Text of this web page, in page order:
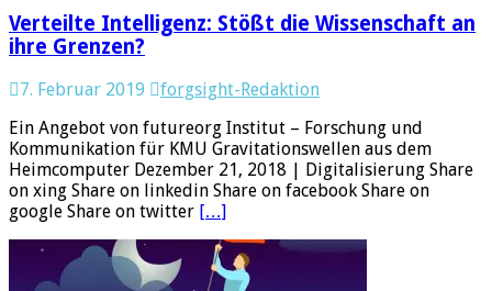
Verteilte Intelligenz: Stößt die Wissenschaft an
ihre Grenzen?
7. Februar 2019
forgsight-Redaktion
Ein Angebot von futureorg Institut – Forschung und
Kommunikation für KMU Gravitationswellen aus dem
Heimcomputer Dezember 21, 2018 | Digitalisierung Share
on xing Share on linkedin Share on facebook Share on
google Share on twitter […]